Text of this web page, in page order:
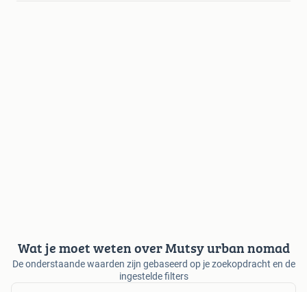
Wat je moet weten over Mutsy urban nomad
De onderstaande waarden zijn gebaseerd op je zoekopdracht en de
ingestelde filters